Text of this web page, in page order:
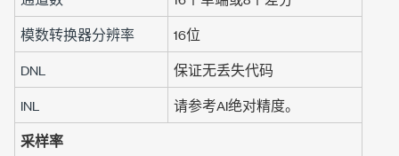
模数转换器分辨率
16位
DNL
保证无丢失代码
INL
请参考AI绝对精度。
采样率